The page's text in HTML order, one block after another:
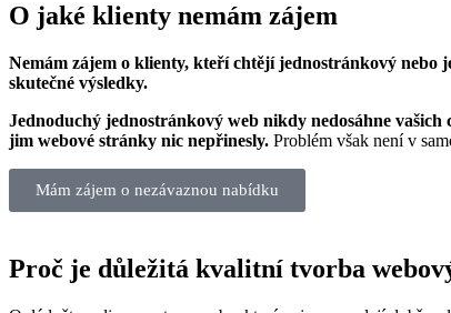
O jaké klienty nemám zájem
Nemám zájem o klienty, kteří chtějí jednostránkový nebo
skutečné výsledky.
Jednoduchý jednostránkový web nikdy nedosáhne vašich
jim webové stránky nic nepřinesly. Problém však není v
Mám zájem o nezávaznou nabídku
Proč je důležitá kvalitní tvorba